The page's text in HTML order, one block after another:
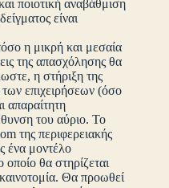
ποιοτική αναβάθμιση
είναι
η μικρή και μεσαία
της απασχόλησης θα
η στήριξη της
επιχειρήσεων (όσο
απαραίτητη
του αύριο. Το
της περιφερειακής
ένα μοντέλο
θα στηρίζεται
Θα προωθεί